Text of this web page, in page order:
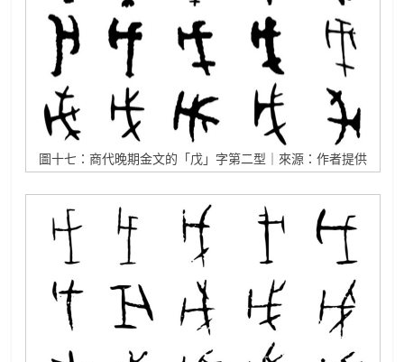
圖十七：商代晚期金文的「戊」字第二型｜來源：作者提供